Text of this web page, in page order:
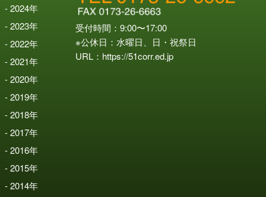
2024年
2023年
2022年
2021年
2020年
2019年
2018年
2017年
2016年
2015年
2014年
受付時間：9:00〜17:00
※公休日：水曜日、日・祝祭日
URL： https://51corr.ed.jp